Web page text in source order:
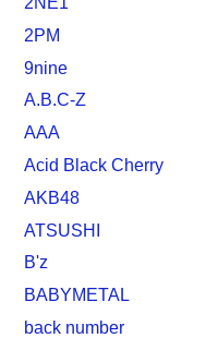
2PM
9nine
A.B.C-Z
AAA
Acid Black Cherry
AKB48
ATSUSHI
B'z
BABYMETAL
back number